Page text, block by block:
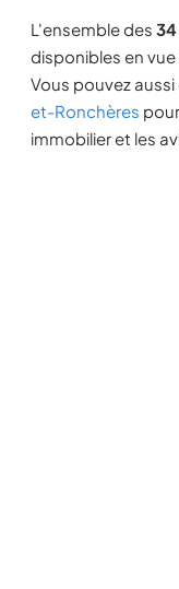
L'ensemble des
disponibles en
Vous pouvez
et-Ronchères
immobilier et les